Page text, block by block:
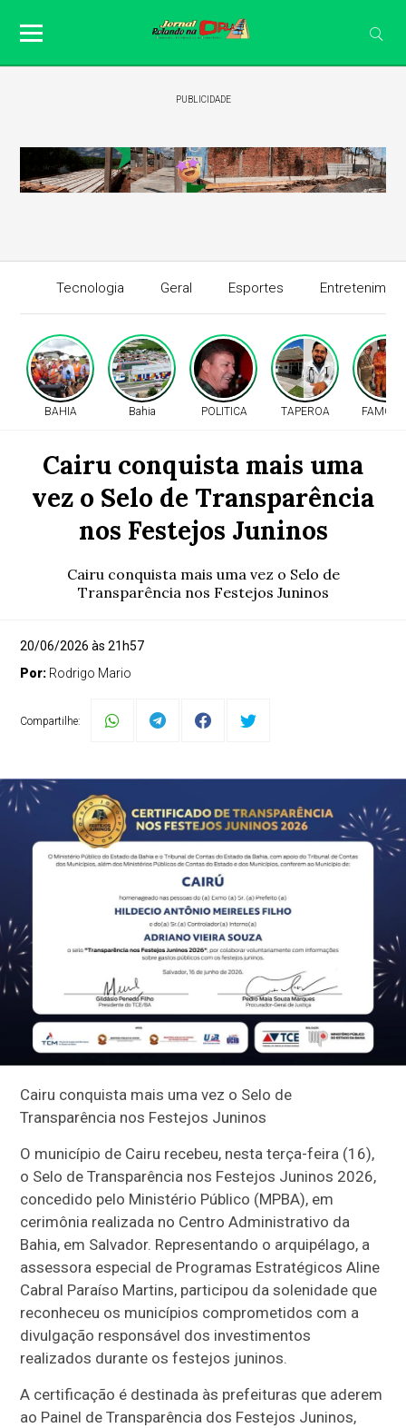
PUBLICIDADE
Tecnologia Geral Esportes
BAHIA Bahia POLITICA TAPEROA
Cairu conquista mais uma
vez o Selo de Transparência
nos Festejos Juninos
Cairu conquista mais uma vez o Selo de
Transparência nos Festejos Juninos
20/06/2026 às 21h57
Por: Rodrigo Mario
Compartilhe:
Cairu conquista mais uma vez o Selo de
Transparência nos Festejos Juninos
O município de Cairu recebeu, nesta terça-feira (16),
o Selo de Transparência nos Festejos Juninos 2026,
concedido pelo Ministério Público (MPBA), em
cerimônia realizada no Centro Administrativo da
Bahia, em Salvador. Representando o arquipélago, a
assessora especial de Programas Estratégicos Aline
Cabral Paraíso Martins, participou da solenidade que
reconheceu os municípios comprometidos com a
divulgação responsável dos investimentos
realizados durante os festejos juninos.
A certificação é destinada às prefeituras que aderem
ao Painel de Transparência dos Festejos Juninos,